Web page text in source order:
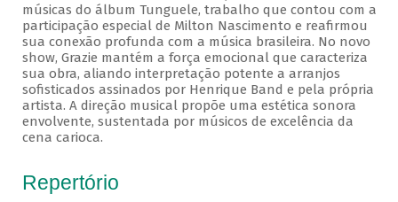
músicas do álbum Tunguele, trabalho que contou com a
participação especial de Milton Nascimento e reafirmou
sua conexão profunda com a música brasileira. No novo
show, Grazie mantém a força emocional que caracteriza
sua obra, aliando interpretação potente a arranjos
sofisticados assinados por Henrique Band e pela própria
artista. A direção musical propõe uma estética sonora
envolvente, sustentada por músicos de excelência da
cena carioca.
Repertório